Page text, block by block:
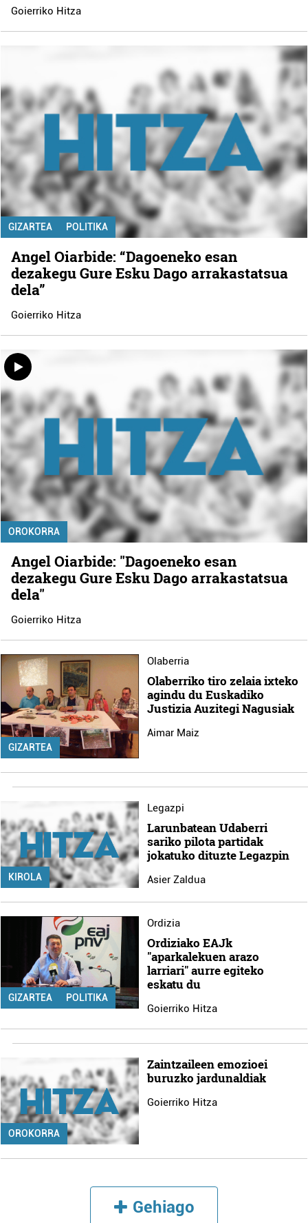
Goierriko Hitza
GIZARTEA POLITIKA
Angel Oiarbide: “Dagoeneko esan
dezakegu Gure Esku Dago arrakastatsua
dela”
Goierriko Hitza
OROKORRA
Angel Oiarbide: "Dagoeneko esan
dezakegu Gure Esku Dago arrakastatsua
dela"
Goierriko Hitza
GIZARTEA
Olaberria
Olaberriko tiro zelaia ixteko
agindu du Euskadiko
Justizia Auzitegi Nagusiak
Aimar Maiz
KIROLA
Legazpi
Larunbatean Udaberri
sariko pilota partidak
jokatuko dituzte Legazpin
Asier Zaldua
GIZARTEA POLITIKA
Ordizia
Ordiziako EAJk
"aparkalekuen arazo
larriari" aurre egiteko
eskatu du
Goierriko Hitza
OROKORRA
Zaintzaileen emozioei
buruzko jardunaldiak
Goierriko Hitza
Gehiago